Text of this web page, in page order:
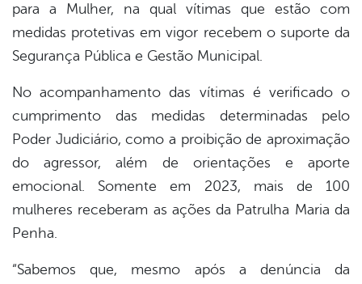
para a Mulher, na qual vítimas que estão com
medidas protetivas em vigor recebem o suporte da
Segurança Pública e Gestão Municipal.
No acompanhamento das vítimas é verificado o
cumprimento das medidas determinadas pelo
Poder Judiciário, como a proibição de aproximação
do agressor, além de orientações e aporte
emocional. Somente em 2023, mais de 100
mulheres receberam as ações da Patrulha Maria da
Penha.
“Sabemos que, mesmo após a denúncia da